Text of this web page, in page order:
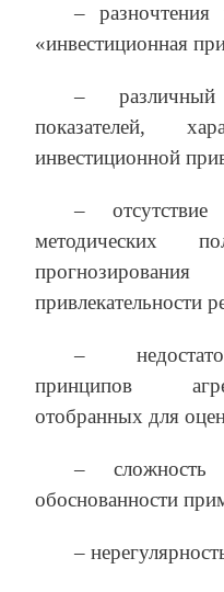
– разночтения
«инвестиционная
–
показателей,
инвестиционной
– отсутствие
методических
привлекательности
–
принципов
отобранных для
– сложность
обоснованности
–